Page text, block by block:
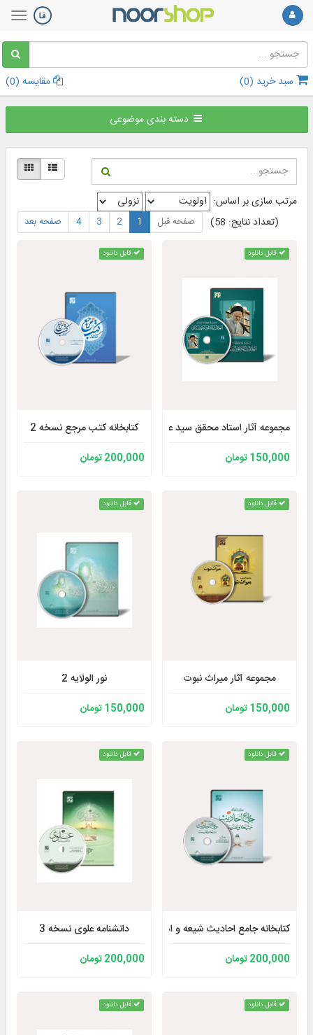
سبد خرید (0
) مقایسه (0
)
دسته بندی موضوعی
مرتب سازی بر اساس:
(تعداد نتایج: 58)
صفحه قبل 1
2
3
4 صفحه بعد
قابل دانلود
مجموعه آثار استاد محقق سید علی شهرستانی
150,000 تومان
قابل دانلود
کتابخانه کتب مرجع نسخه 2
200,000 تومان
قابل دانلود
مجموعه آثار میراث نبوت
150,000 تومان
قابل دانلود
نور الولایه 2
150,000 تومان
قابل دانلود
کتابخانه جامع احادیث شیعه و اهل‌‌سنت 2
200,000 تومان
قابل دانلود
دانشنامه علوی نسخه 3
200,000 تومان
قابل دانلود قابل دانلود